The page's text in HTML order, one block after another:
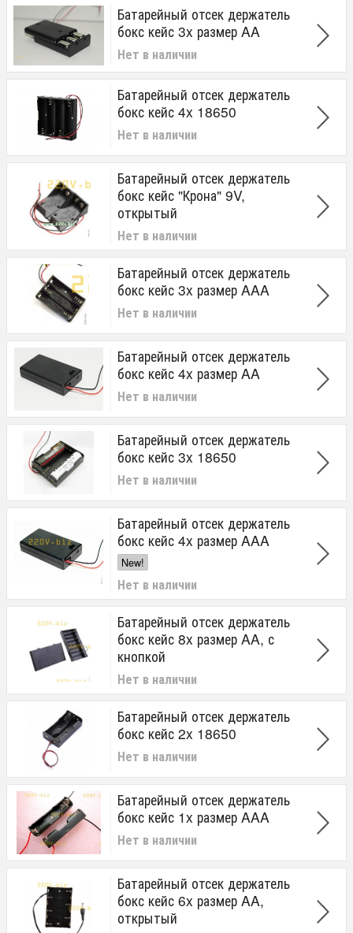
Батарейный отсек держатель
бокс кейс 3x размер AA
Нет в наличии
Батарейный отсек держатель
бокс кейс 4x 18650
Нет в наличии
Батарейный отсек держатель
бокс кейс "Крона" 9V,
открытый
Нет в наличии
Батарейный отсек держатель
бокс кейс 3x размер AAA
Нет в наличии
Батарейный отсек держатель
бокс кейс 4x размер AA
Нет в наличии
Батарейный отсек держатель
бокс кейс 3x 18650
Нет в наличии
Батарейный отсек держатель
бокс кейс 4x размер AAA
New!
Нет в наличии
Батарейный отсек держатель
бокс кейс 8x размер AA, с
кнопкой
Нет в наличии
Батарейный отсек держатель
бокс кейс 2x 18650
Нет в наличии
Батарейный отсек держатель
бокс кейс 1x размер AAA
Нет в наличии
Батарейный отсек держатель
бокс кейс 6x размер AA,
открытый